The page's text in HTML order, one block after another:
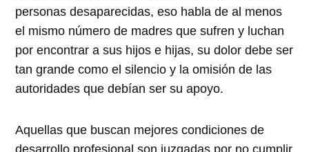
personas desaparecidas, eso habla de al menos
el mismo número de madres que sufren y luchan
por encontrar a sus hijos e hijas, su dolor debe ser
tan grande como el silencio y la omisión de las
autoridades que debían ser su apoyo.
Aquellas que buscan mejores condiciones de
desarrollo profesional son juzgadas por no cumplir